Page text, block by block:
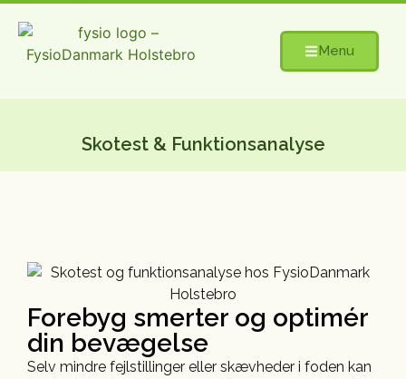
Menu
Skotest & Funktionsanalyse
Forebyg smerter og optimér
din bevægelse
Selv mindre fejlstillinger eller skævheder i foden kan